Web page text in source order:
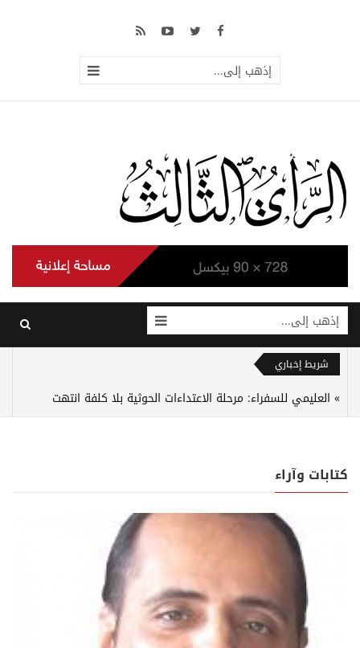
إذهب إلى...
إذهب إلى...
شريط إخباري
العليمي للسفراء: مرحلة الاعتداءات الحوثية بلا كلفة انتهت
كتابات وآراء